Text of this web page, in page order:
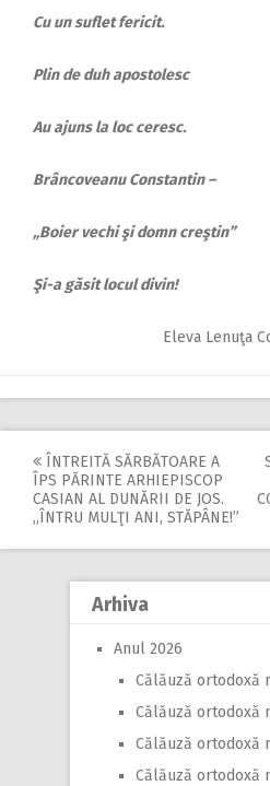
Cu un suflet fericit.
Plin de duh apostolesc
Au ajuns la loc ceresc.
Brâncoveanu Constantin –
„Boier vechi şi domn creştin”
Şi-a găsit locul divin!
Eleva Lenuţa
Post
navigation
ÎNTREITĂ SĂRBĂTOARE A
ÎPS PĂRINTE ARHIEPISCOP
CASIAN AL DUNĂRII DE JOS.
,,ÎNTRU MULŢI ANI, STĂPÂNE!”
Arhiva
Anul 2026
Călăuză ortodoxă
Călăuză ortodoxă
Călăuză ortodoxă
Călăuză ortodoxă